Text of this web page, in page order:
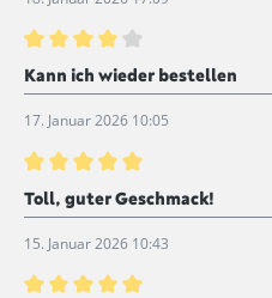
Bewertung mit 4 von 5 Sternen
Kann ich wieder bestellen
17. Januar 2026 10:05
Bewertung mit 5 von 5 Sternen
Toll, guter Geschmack!
15. Januar 2026 10:43